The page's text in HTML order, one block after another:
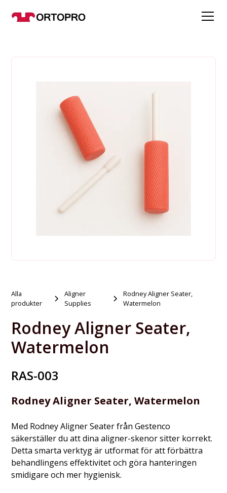
Alla
produkter
Aligner
Supplies
Rodney Aligner Seater,
Watermelon
Rodney Aligner Seater,
Watermelon
RAS-003
Rodney Aligner Seater, Watermelon
Med Rodney Aligner Seater från Gestenco
säkerställer du att dina aligner-skenor sitter korrekt.
Detta smarta verktyg är utformat för att förbättra
behandlingens effektivitet och göra hanteringen
smidigare och mer hygienisk.